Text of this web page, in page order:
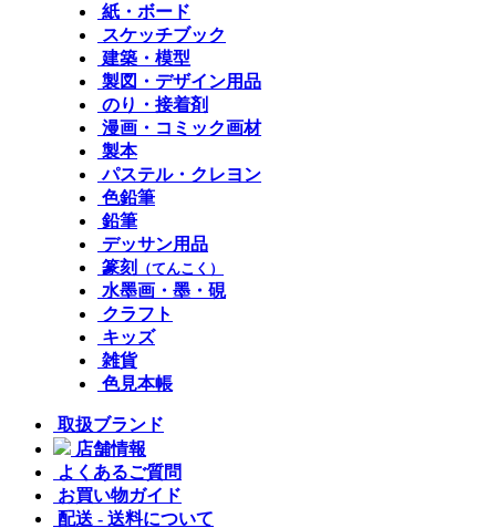
紙・ボード
スケッチブック
建築・模型
製図・デザイン用品
のり・接着剤
漫画・コミック画材
製本
パステル・クレヨン
色鉛筆
鉛筆
デッサン用品
篆刻
（てんこく）
水墨画・墨・硯
クラフト
キッズ
雑貨
色見本帳
取扱ブランド
店舗情報
よくあるご質問
お買い物ガイド
配送 - 送料について